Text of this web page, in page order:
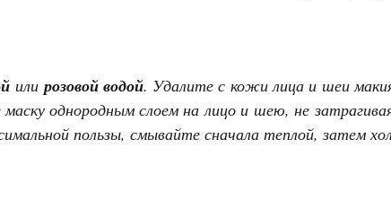
или розовой водой. Удалите с кожи лица и шеи
однородным слоем на лицо и шею, не затрагивая
пользы, смывайте сначала теплой, затем